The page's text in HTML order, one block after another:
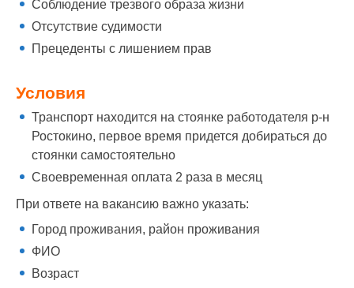
Соблюдение трезвого образа жизни
Отсутствие судимости
Прецеденты с лишением прав
Условия
Транспорт находится на стоянке работодателя р-н
Ростокино, первое время придется добираться до
стоянки самостоятельно
Своевременная оплата 2 раза в месяц
При ответе на вакансию важно указать:
Город проживания, район проживания
ФИО
Возраст